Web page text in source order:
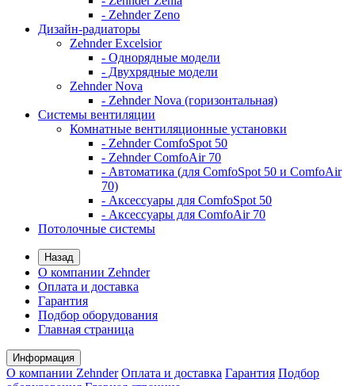
- Zehnder Zeno
Дизайн-радиаторы
Zehnder Excelsior
- Однорядные модели
- Двухрядные модели
Zehnder Nova
- Zehnder Nova (горизонтальная)
Системы вентиляции
Комнатные вентиляционные установки
- Zehnder ComfoSpot 50
- Zehnder ComfoAir 70
- Автоматика (для ComfoSpot 50 и ComfoAir
70)
- Аксессуары для ComfoSpot 50
- Аксессуары для ComfoAir 70
Потолочные системы
Назад
О компании Zehnder
Оплата и доставка
Гарантия
Подбор оборудования
Главная страница
Информация
О компании Zehnder Оплата и доставка Гарантия Подбор